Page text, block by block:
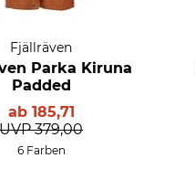
Fjällräven
Parka Kiruna
Padded
ab 185,71
UVP 379,00
6 Farben